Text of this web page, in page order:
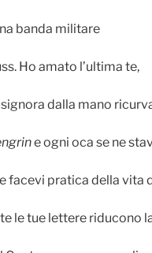
banda militare
Ho amato l’ultima te,
dalla mano
e ogni oca se ne
facevi pratica della vita
le tue lettere riducono